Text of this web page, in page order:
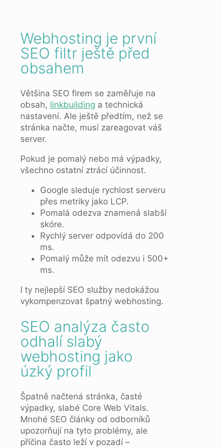
Webhosting je první
SEO filtr ještě před
obsahem
Většina SEO firem se zaměřuje na
obsah, linkbuilding a technická
nastavení. Ale ještě předtím, než se
stránka načte, musí zareagovat váš
server.
Pokud je pomalý nebo má výpadky,
všechno ostatní ztrácí účinnost.
Google sleduje rychlost serveru
přes metriky jako LCP.
Pomalá odezva znamená slabší
skóre.
Rychlý server odpovídá do 200
ms.
Pomalý může mít odezvu i 500+
ms.
I ty nejlepší SEO služby nedokážou
vykompenzovat špatný webhosting.
SEO analýza často
odhalí slabý
webhosting jako
úzký profil
Špatně načtená stránka, časté
výpadky, slabé Core Web Vitals.
Mnohé SEO články od odborníků
upozorňují na tyto problémy, ale
příčina často leží v pozadí –